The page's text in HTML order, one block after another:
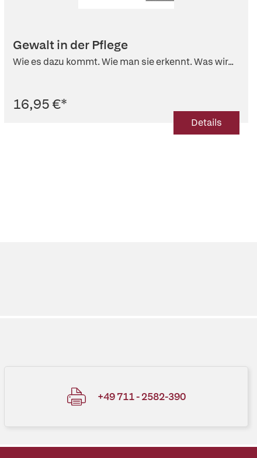
Gewalt in der Pflege
Wie es dazu kommt. Wie man sie erkennt. Was wir...
16,95 €*
Details
+49 711 - 2582-390